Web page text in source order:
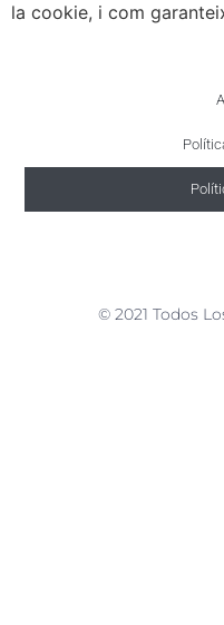
la cookie, i com
© 2021 Todos